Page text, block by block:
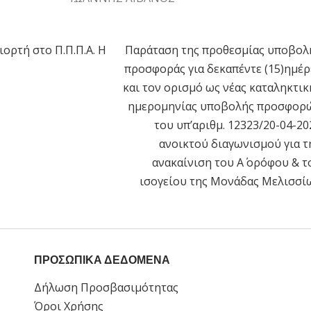
στο Π.Π.Π.Α. Η
Παράταση της προθεσμίας
προσφοράς για δεκαπέντε
και τον ορισμό ως νέας
ημερομηνίας υποβολής
του υπ’αριθμ. 12323/20-04-
ανοικτού διαγωνισμού για
ανακαίνιση του Α΄ ορόφου &
ισογείου της Μονάδας
ΠΡΟΣΩΠΙΚΑ ΔΕΔΟΜΕΝΑ
Δήλωση Προσβασιμότητας
Όροι Χρήσης